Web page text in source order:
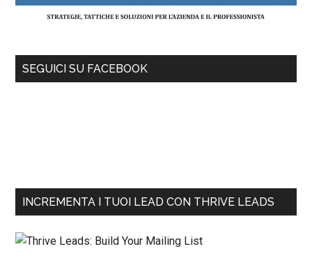
SEGUICI SU FACEBOOK
INCREMENTA I TUOI LEAD CON THRIVE LEADS